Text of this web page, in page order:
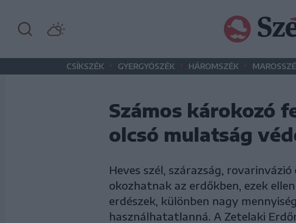
CSÍKSZÉK • GYERGYÓSZÉK • HÁROMSZÉK •
Számos károkozó
olcsó mulatság
Heves szél, szárazság,
okozhatnak az erdőkben, ezek
erdészek, különben nagy
használhatatlanná. A Zetelaki